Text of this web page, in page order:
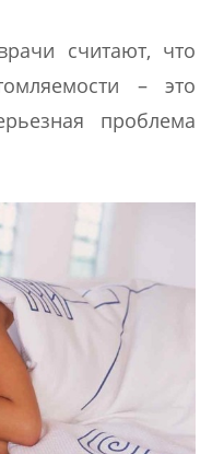
считают, что
– это
проблема